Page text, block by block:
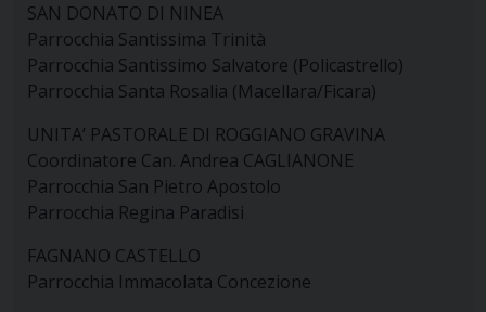
SAN DONATO DI NINEA
Parrocchia Santissima Trinità
Parrocchia Santissimo Salvatore (Policastrello)
Parrocchia Santa Rosalia (Macellara/Ficara)
UNITA’ PASTORALE DI ROGGIANO GRAVINA
Coordinatore Can. Andrea CAGLIANONE
Parrocchia San Pietro Apostolo
Parrocchia Regina Paradisi
FAGNANO CASTELLO
Parrocchia Immacolata Concezione